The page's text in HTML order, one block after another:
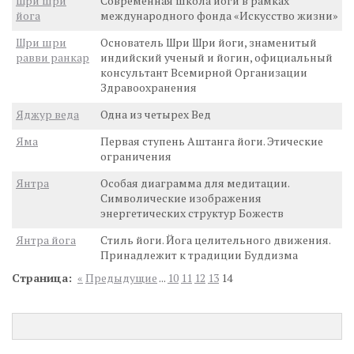
йога
международного фонда «Искусство жизни»
Шри шри
равви ранкар
Основатель Шри Шри йоги, знаменитый
индийский ученый и йогин, официальный
консультант Всемирной Организации
Здравоохранения
Яджур веда
Одна из четырех Вед
Яма
Первая ступень Аштанга йоги. Этические
ограничения
Янтра
Особая диаграмма для медитации.
Символические изображения
энергетических структур Божеств
Янтра йога
Стиль йоги. Йога целительного движения.
Принадлежит к традиции Буддизма
Страница: « Предыдущие ... 10 11 12 13 14